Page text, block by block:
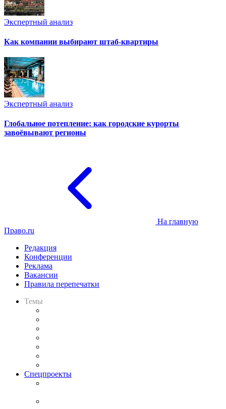
Экспертный анализ
Как компании выбирают штаб-квартиры
Экспертный анализ
Глобальное потепление: как городские курорты
завоёвывают регионы
На главную
Право.ru
Редакция
Конференции
Реклама
Вакансии
Правила перепечатки
Темы
Спецпроекты